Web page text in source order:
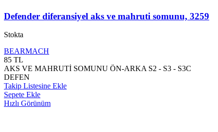
Defender diferansiyel aks ve mahruti somunu, 3259
Stokta
BEARMACH
85 TL
AKS VE MAHRUTİ SOMUNU ÖN-ARKA S2 - S3 - S3C
DEFEN
Takip Listesine Ekle
Sepete Ekle
Hızlı Görünüm